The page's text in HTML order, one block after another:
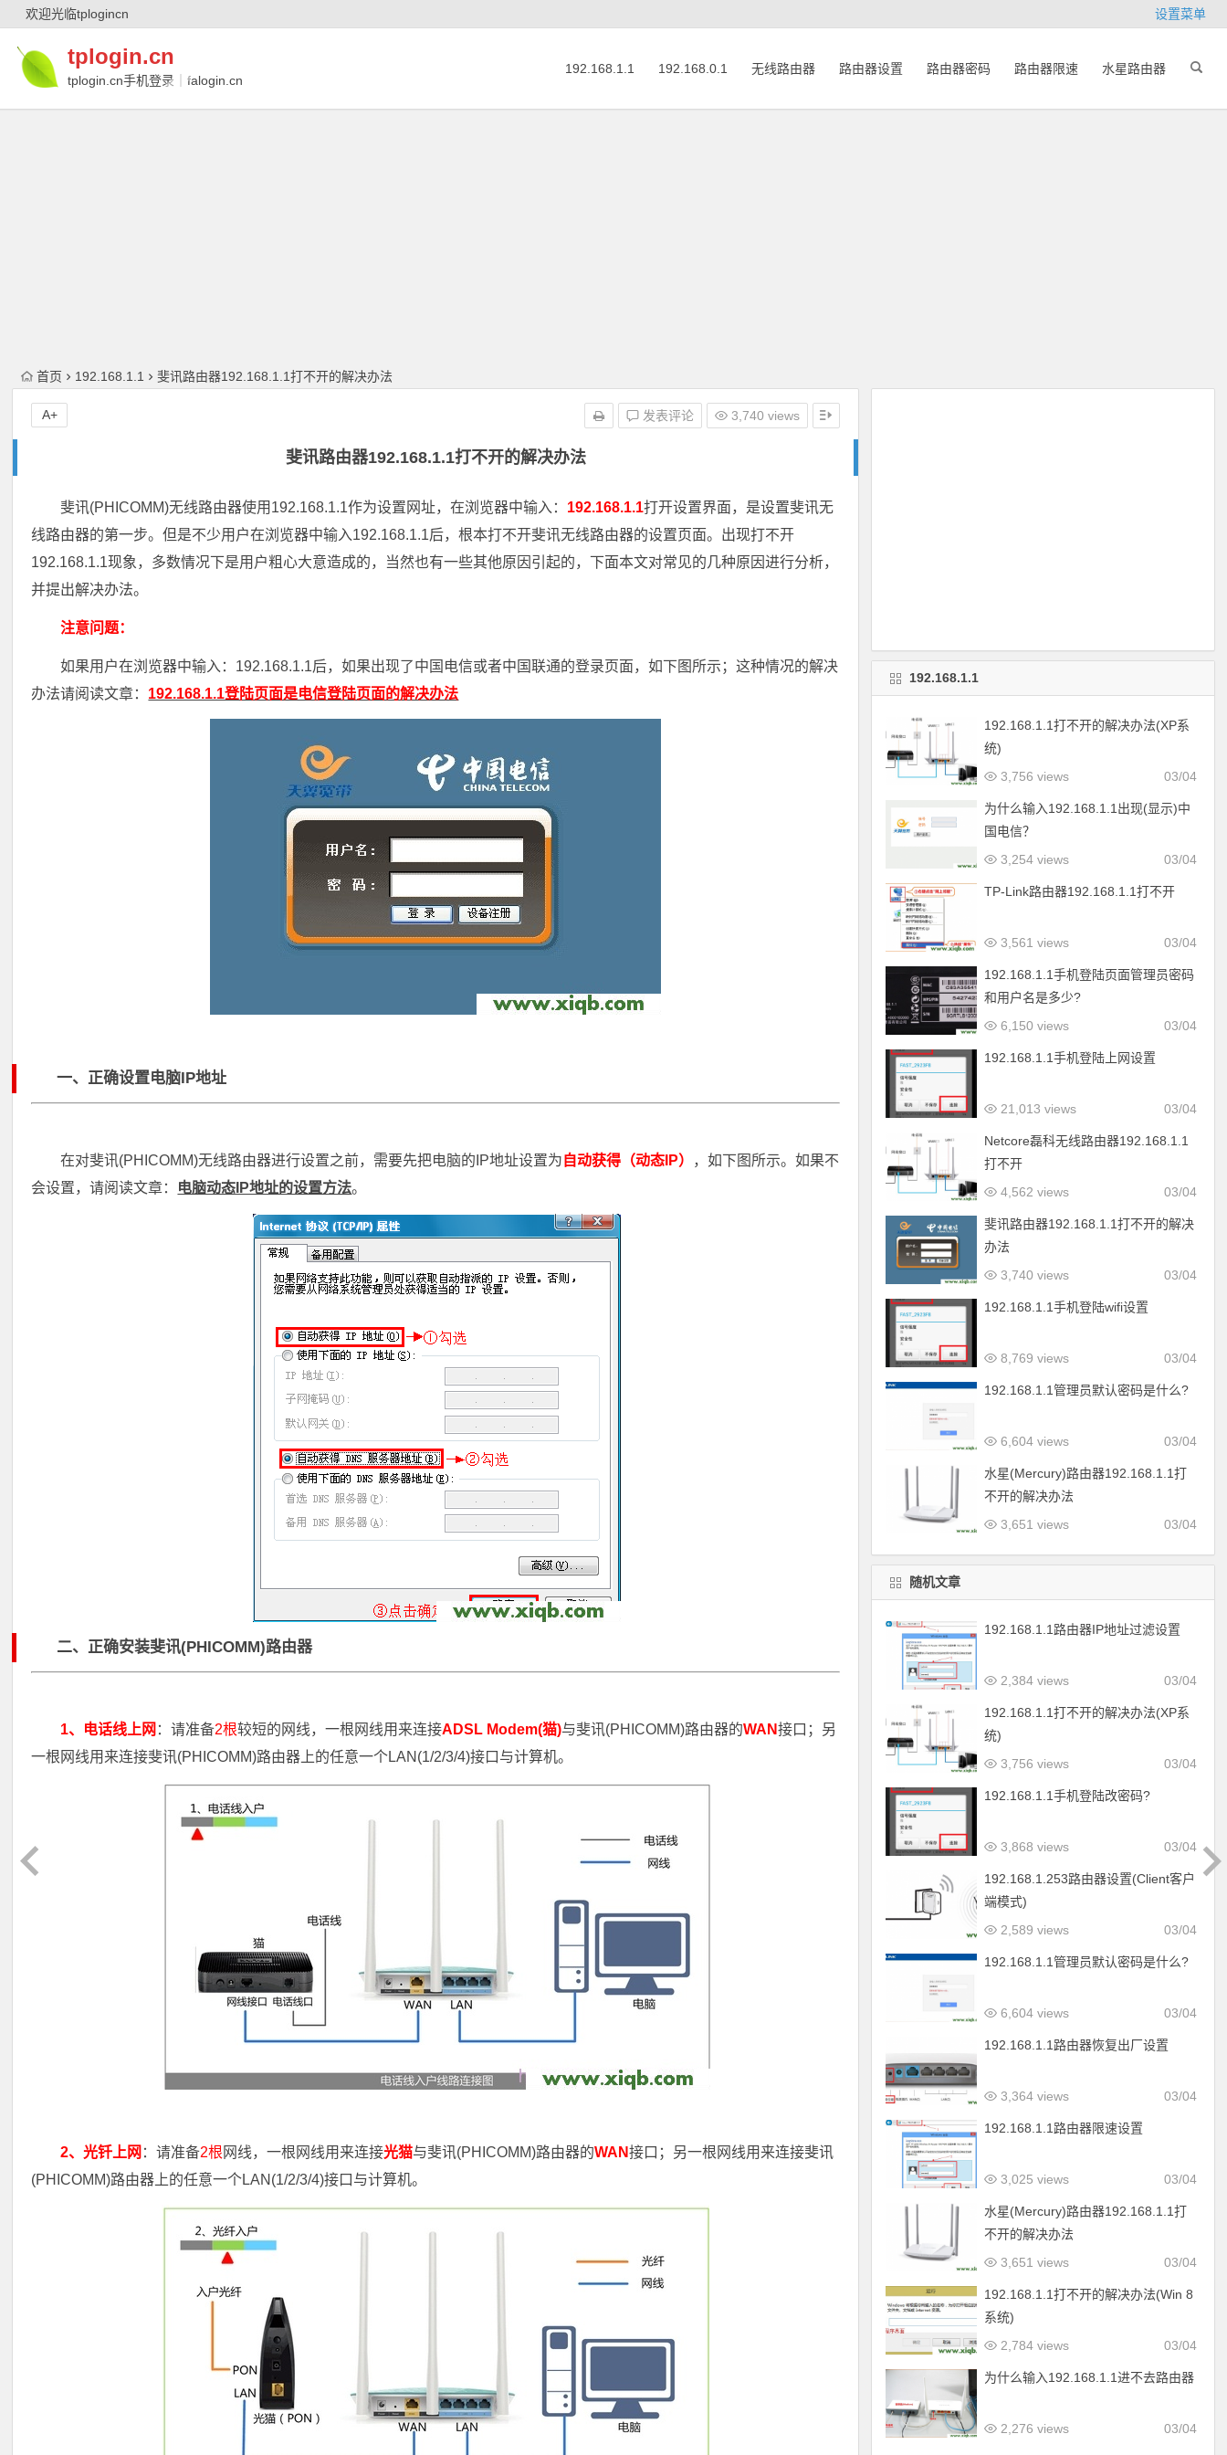
欢迎光临tplogincn 设置菜单
tplogin.cn
tplogin.cn手机登录｜falogin.cn
192.168.1.1 192.168.0.1 无线路由器 路由器设置 路由器密码 路由器限速 水星路由器
首页 192.168.1.1 斐讯路由器192.168.1.1打不开的解决办法
斐讯路由器192.168.1.1打不开的解决办法
发表评论 3,740 views
A+
斐讯(PHICOMM)无线路由器使用192.168.1.1作为设置网址，在浏览器中输入： 192.168.1.1打开设置界面，是设置斐讯无
线路由器的第一步。但是不少用户在浏览器中输入192.168.1.1后，根本打不开斐讯无线路由器的设置页面。出现打不开
192.168.1.1现象，多数情况下是用户粗心大意造成的，当然也有一些其他原因引起的，下面本文对常见的几种原因进行分析，
并提出解决办法。
注意问题：
如果用户在浏览器中输入：192.168.1.1后，如果出现了中国电信或者中国联通的登录页面，如下图所示；这种情况的解决
办法请阅读文章： 192.168.1.1登陆页面是电信登陆页面的解决办法
一、正确设置电脑IP地址
在对斐讯(PHICOMM)无线路由器进行设置之前，需要先把电脑的IP地址设置为 自动获得（动态IP） ，如下图所示。如果不
会设置，请阅读文章： 电脑动态IP地址的设置方法。
二、正确安装斐讯(PHICOMM)路由器
1、电话线上网 ：请准备2根较短的网线，一根网线用来连接ADSL Modem(猫)与斐讯(PHICOMM)路由器的WAN接口；另
一根网线用来连接斐讯(PHICOMM)路由器上的任意一个LAN(1/2/3/4)接口与计算机。
2、光钎上网 ：请准备2根 网线，一根网线用来连接光猫与斐讯(PHICOMM)路由器的WAN接口；另一根网线用来连接斐讯
(PHICOMM)路由器上的任意一个LAN(1/2/3/4)接口与计算机。
192.168.1.1
192.168.1.1打不开的解决办法(XP系
统)
03/04
3,756 views
为什么输入192.168.1.1出现(显示)中
国电信？
03/04
3,254 views
TP-Link路由器192.168.1.1打不开
03/04
3,561 views
192.168.1.1手机登陆页面管理员密码
和用户名是多少?
03/04
6,150 views
192.168.1.1手机登陆上网设置
03/04
21,013 views
Netcore磊科无线路由器192.168.1.1
打不开
03/04
4,562 views
斐讯路由器192.168.1.1打不开的解决
办法
03/04
3,740 views
192.168.1.1手机登陆wifi设置
03/04
8,769 views
192.168.1.1管理员默认密码是什么?
03/04
6,604 views
水星(Mercury)路由器192.168.1.1打
不开的解决办法
03/04
3,651 views
随机文章
192.168.1.1路由器IP地址过滤设置
03/04
2,384 views
192.168.1.1打不开的解决办法(XP系
统)
03/04
3,756 views
192.168.1.1手机登陆改密码?
03/04
3,868 views
192.168.1.253路由器设置(Client客户
端模式)
03/04
2,589 views
192.168.1.1管理员默认密码是什么?
03/04
6,604 views
192.168.1.1路由器恢复出厂设置
03/04
3,364 views
192.168.1.1路由器限速设置
03/04
3,025 views
水星(Mercury)路由器192.168.1.1打
不开的解决办法
03/04
3,651 views
192.168.1.1打不开的解决办法(Win 8
系统)
03/04
2,784 views
为什么输入192.168.1.1进不去路由器
03/04
2,276 views